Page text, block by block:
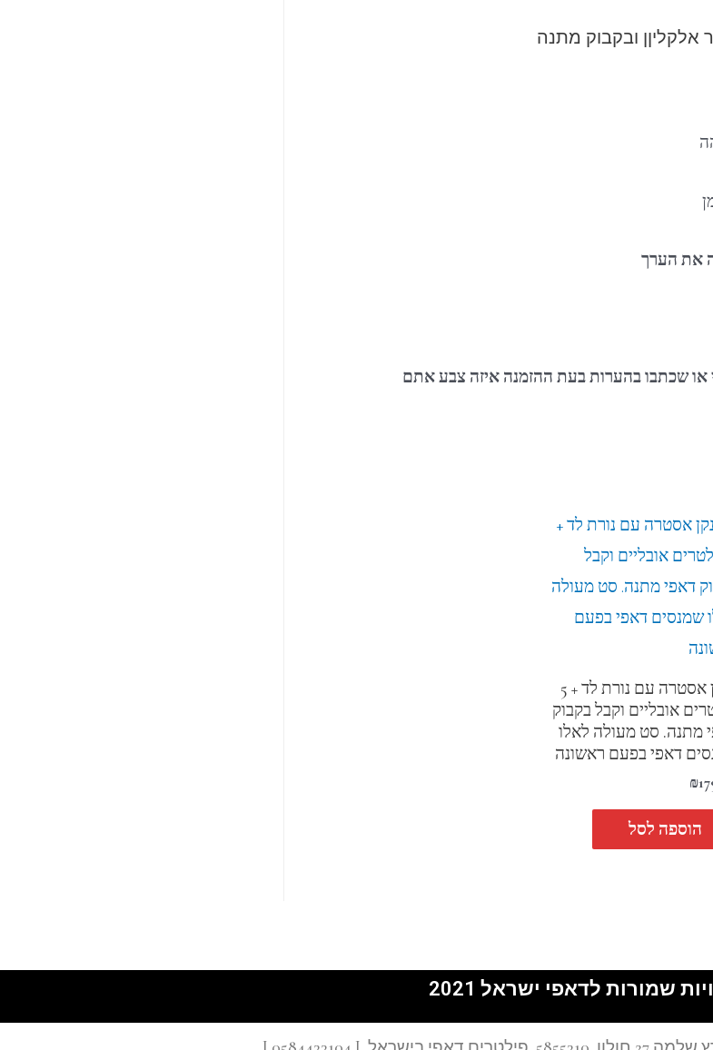
את הערך
או שכתבו בהערות בעת ההזמנה איזה צבע אתם
קנקן אסטרה עם נורת לד + 5
אובליים וקבל בקבוק
מתנה. סט מעולה לאלו
דאפי בפעם ראשונה
₪
הוספה לסל
שמורות לדאפי ישראל 2021